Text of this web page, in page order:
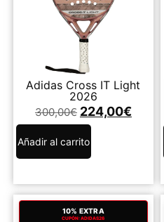
Adidas Cross IT Light
2026
300,00€ 224,00€
Añadir al carrito
10% EXTRA
CUPÓN: ADIDAS26